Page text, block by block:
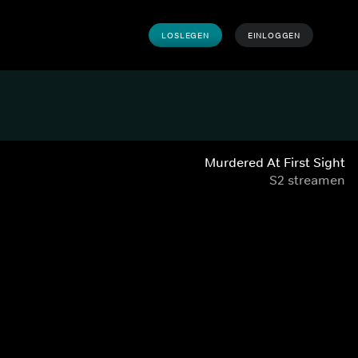
LOSLEGEN EINLOGGEN
Murdered At First Sight
S2 streamen